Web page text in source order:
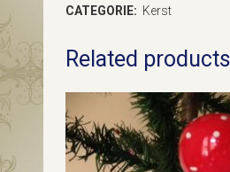
reflex,
krater
of
deuk
CATEGORIE: Kerst
Related products